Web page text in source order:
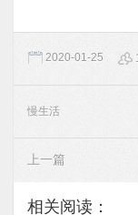
2020-01-25
慢生活
上一篇
相关阅读：